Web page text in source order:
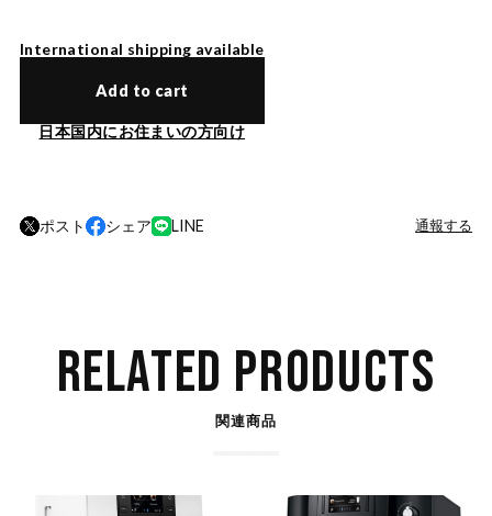
International shipping available
Add to cart
日本国内にお住まいの方向け
ポスト シェア LINE 通報する
RELATED PRODUCTS
関連商品